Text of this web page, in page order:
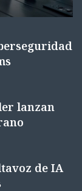
lanzan
de IA